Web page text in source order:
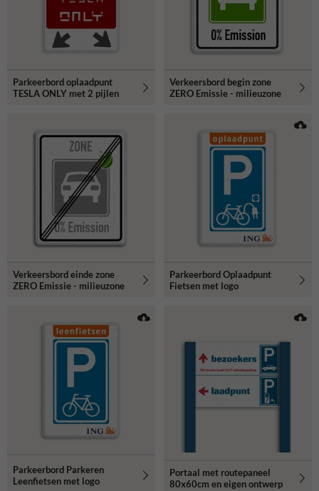
Parkeerbord oplaadpunt
TESLA ONLY met 2 pijlen
Verkeersbord begin zone
ZERO Emissie - milieuzone
Verkeersbord einde zone
ZERO Emissie - milieuzone
Parkeerbord Oplaadpunt
Fietsen met logo
Parkeerbord Parkeren
Leenfietsen met logo
Portaal met routepaneel
80x60cm en eigen ontwerp